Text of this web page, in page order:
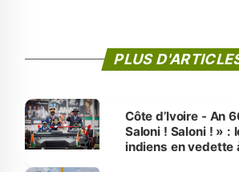
PLUS
Côte d’Ivoire - An
Saloni ! Saloni ! » :
indiens en vedette